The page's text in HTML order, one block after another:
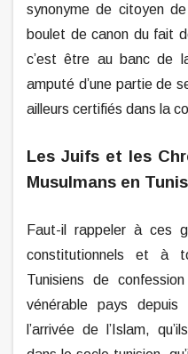
synonyme de citoyen
boulet de canon du fait
c’est être au banc de
amputé d’une partie de
ailleurs certifiés dans la
Les Juifs et les
Musulmans en
Faut-il rappeler à ces
constitutionnels et à
Tunisiens de
vénérable pays depuis
l’arrivée de l’Islam,